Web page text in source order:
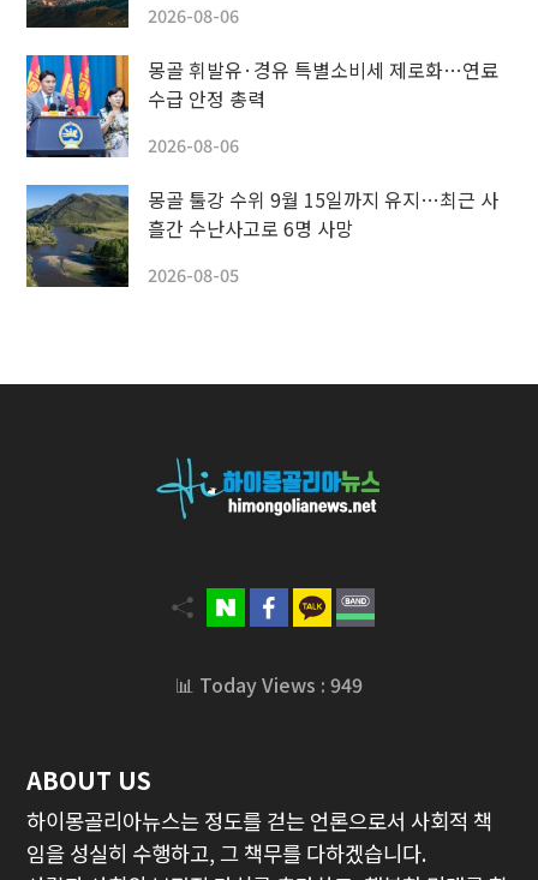
2026-08-06
몽골 휘발유·경유 특별소비세 제로화…연료
수급 안정 총력
2026-08-06
몽골 툴강 수위 9월 15일까지 유지…최근 사
흘간 수난사고로 6명 사망
2026-08-05
📊 Today Views : 949
ABOUT US
하이몽골리아뉴스는 정도를 걷는 언론으로서 사회적 책
임을 성실히 수행하고, 그 책무를 다하겠습니다.